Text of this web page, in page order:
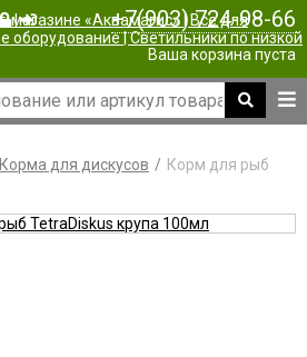
| +7(903) 724-98-66
Ваша корзина пуста
Корма для дискусов
Корм для рыб